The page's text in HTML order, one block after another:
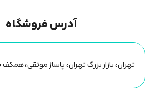
آدرس فروشگاه
تهران، بازار بزرگ تهران، پاساژ موثقی، همکف